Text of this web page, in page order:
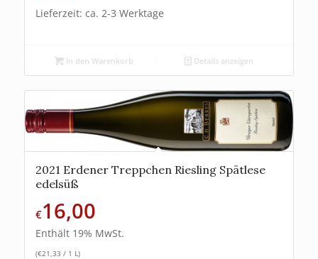
Lieferzeit: ca. 2-3 Werktage
In den Warenkorb Details anzeigen
2021 Erdener Treppchen Riesling Spätlese
edelsüß
€16,00
Enthält 19% MwSt.
(€21,33 / 1 L)